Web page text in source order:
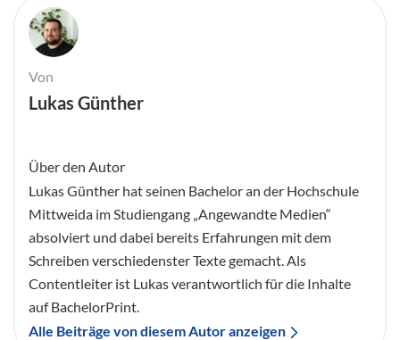
Von
Lukas Günther
Über den Autor
Lukas Günther hat seinen Bachelor an der Hochschule
Mittweida im Studiengang „Angewandte Medien“
absolviert und dabei bereits Erfahrungen mit dem
Schreiben verschiedenster Texte gemacht. Als
Contentleiter ist Lukas verantwortlich für die Inhalte
auf BachelorPrint.
Alle Beiträge von diesem Autor anzeigen